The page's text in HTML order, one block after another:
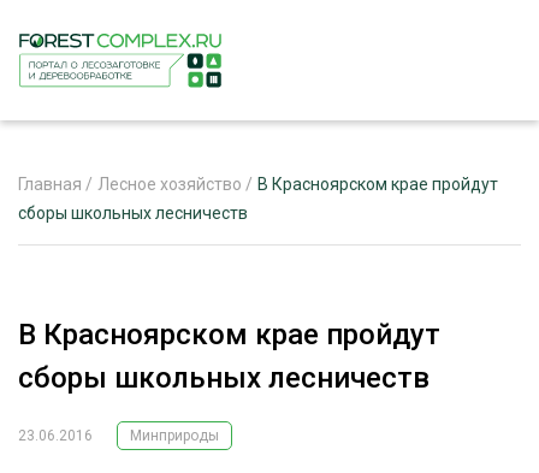
РЕКЛАМОДАТЕЛЯМ
Главная / Лесное хозяйство / В Красноярском крае пройдут
сборы школьных лесничеств
В Красноярском крае пройдут
сборы школьных лесничеств
23.06.2016 Минприроды